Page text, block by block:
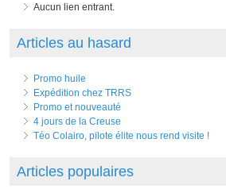
Aucun lien entrant.
Articles au hasard
Promo huile
Expédition chez TRRS
Promo et nouveauté
4 jours de la Creuse
Téo Colairo, pilote élite nous rend visite !
Articles populaires